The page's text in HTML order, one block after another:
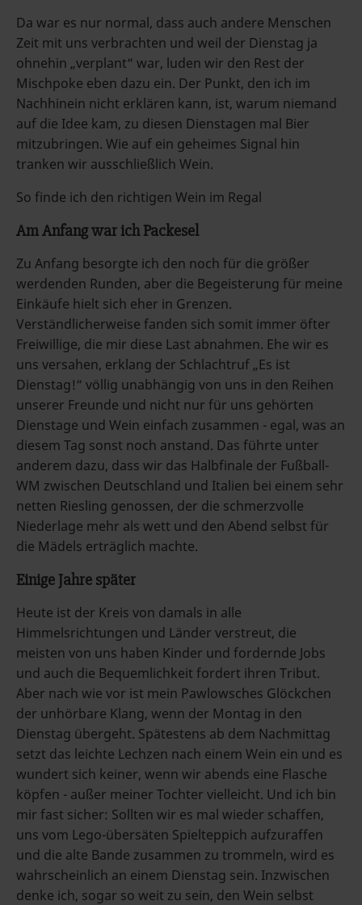
Da war es nur normal, dass auch andere Menschen
Zeit mit uns verbrachten und weil der Dienstag ja
ohnehin „verplant“ war, luden wir den Rest der
Mischpoke eben dazu ein. Der Punkt, den ich im
Nachhinein nicht erklären kann, ist, warum niemand
auf die Idee kam, zu diesen Dienstagen mal Bier
mitzubringen. Wie auf ein geheimes Signal hin
tranken wir ausschließlich Wein.
So finde ich den richtigen Wein im Regal
Am Anfang war ich Packesel
Zu Anfang besorgte ich den noch für die größer
werdenden Runden, aber die Begeisterung für meine
Einkäufe hielt sich eher in Grenzen.
Verständlicherweise fanden sich somit immer öfter
Freiwillige, die mir diese Last abnahmen. Ehe wir es
uns versahen, erklang der Schlachtruf „Es ist
Dienstag!“ völlig unabhängig von uns in den Reihen
unserer Freunde und nicht nur für uns gehörten
Dienstage und Wein einfach zusammen - egal, was an
diesem Tag sonst noch anstand. Das führte unter
anderem dazu, dass wir das Halbfinale der Fußball-
WM zwischen Deutschland und Italien bei einem sehr
netten Riesling genossen, der die schmerzvolle
Niederlage mehr als wett und den Abend selbst für
die Mädels erträglich machte.
Einige Jahre später
Heute ist der Kreis von damals in alle
Himmelsrichtungen und Länder verstreut, die
meisten von uns haben Kinder und fordernde Jobs
und auch die Bequemlichkeit fordert ihren Tribut.
Aber nach wie vor ist mein Pawlowsches Glöckchen
der unhörbare Klang, wenn der Montag in den
Dienstag übergeht. Spätestens ab dem Nachmittag
setzt das leichte Lechzen nach einem Wein ein und es
wundert sich keiner, wenn wir abends eine Flasche
köpfen - außer meiner Tochter vielleicht. Und ich bin
mir fast sicher: Sollten wir es mal wieder schaffen,
uns vom Lego-übersäten Spielteppich aufzuraffen
und die alte Bande zusammen zu trommeln, wird es
wahrscheinlich an einem Dienstag sein. Inzwischen
denke ich, sogar so weit zu sein, den Wein selbst